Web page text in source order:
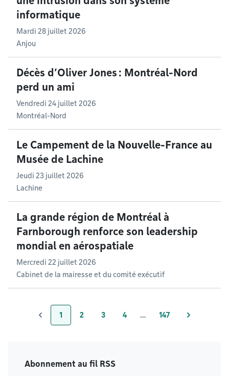
informatique
Mardi 28 juillet 2026
Anjou
Décès d’Oliver Jones : Montréal-Nord
perd un ami
Vendredi 24 juillet 2026
Montréal-Nord
Le Campement de la Nouvelle-France au
Musée de Lachine
Jeudi 23 juillet 2026
Lachine
La grande région de Montréal à
Farnborough renforce son leadership
mondial en aérospatiale
Mercredi 22 juillet 2026
Cabinet de la mairesse et du comité exécutif
Page
1
Page
2
Page
3
Page
4 …
Page
147
Abonnement au fil RSS